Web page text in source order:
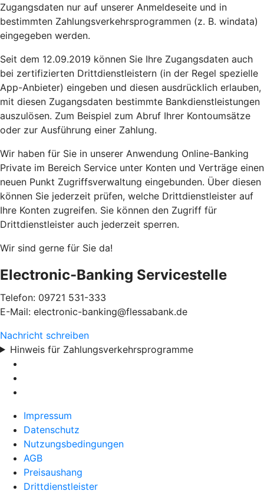
Zugangsdaten nur auf unserer Anmeldeseite und in
bestimmten Zahlungsverkehrsprogrammen (z. B. windata)
eingegeben werden.
Seit dem 12.09.2019 können Sie Ihre Zugangsdaten auch
bei zertifizierten Drittdienstleistern (in der Regel spezielle
App-Anbieter) eingeben und diesen ausdrücklich erlauben,
mit diesen Zugangsdaten bestimmte Bankdienstleistungen
auszulösen. Zum Beispiel zum Abruf Ihrer Kontoumsätze
oder zur Ausführung einer Zahlung.
Wir haben für Sie in unserer Anwendung Online-Banking
Private im Bereich Service unter Konten und Verträge einen
neuen Punkt Zugriffsverwaltung eingebunden. Über diesen
können Sie jederzeit prüfen, welche Drittdienstleister auf
Ihre Konten zugreifen. Sie können den Zugriff für
Drittdienstleister auch jederzeit sperren.
Wir sind gerne für Sie da!
Electronic-Banking Servicestelle
Telefon: 09721 531-333
E-Mail: electronic-banking@flessabank.de
Nachricht schreiben
Hinweis für Zahlungsverkehrsprogramme
Impressum
Datenschutz
Nutzungsbedingungen
AGB
Preisaushang
Drittdienstleister